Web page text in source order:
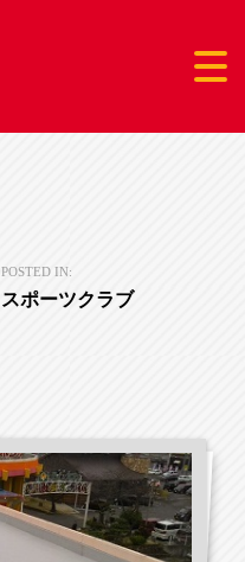
POSTED IN:
スポーツクラブ